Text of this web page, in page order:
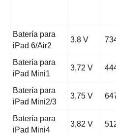
Batería para
iPad 6/Air2
3,8 V
Batería para
iPad Mini1
3,72 V
Batería para
iPad Mini2/3
3,75 V
Batería para
iPad Mini4
3,82 V